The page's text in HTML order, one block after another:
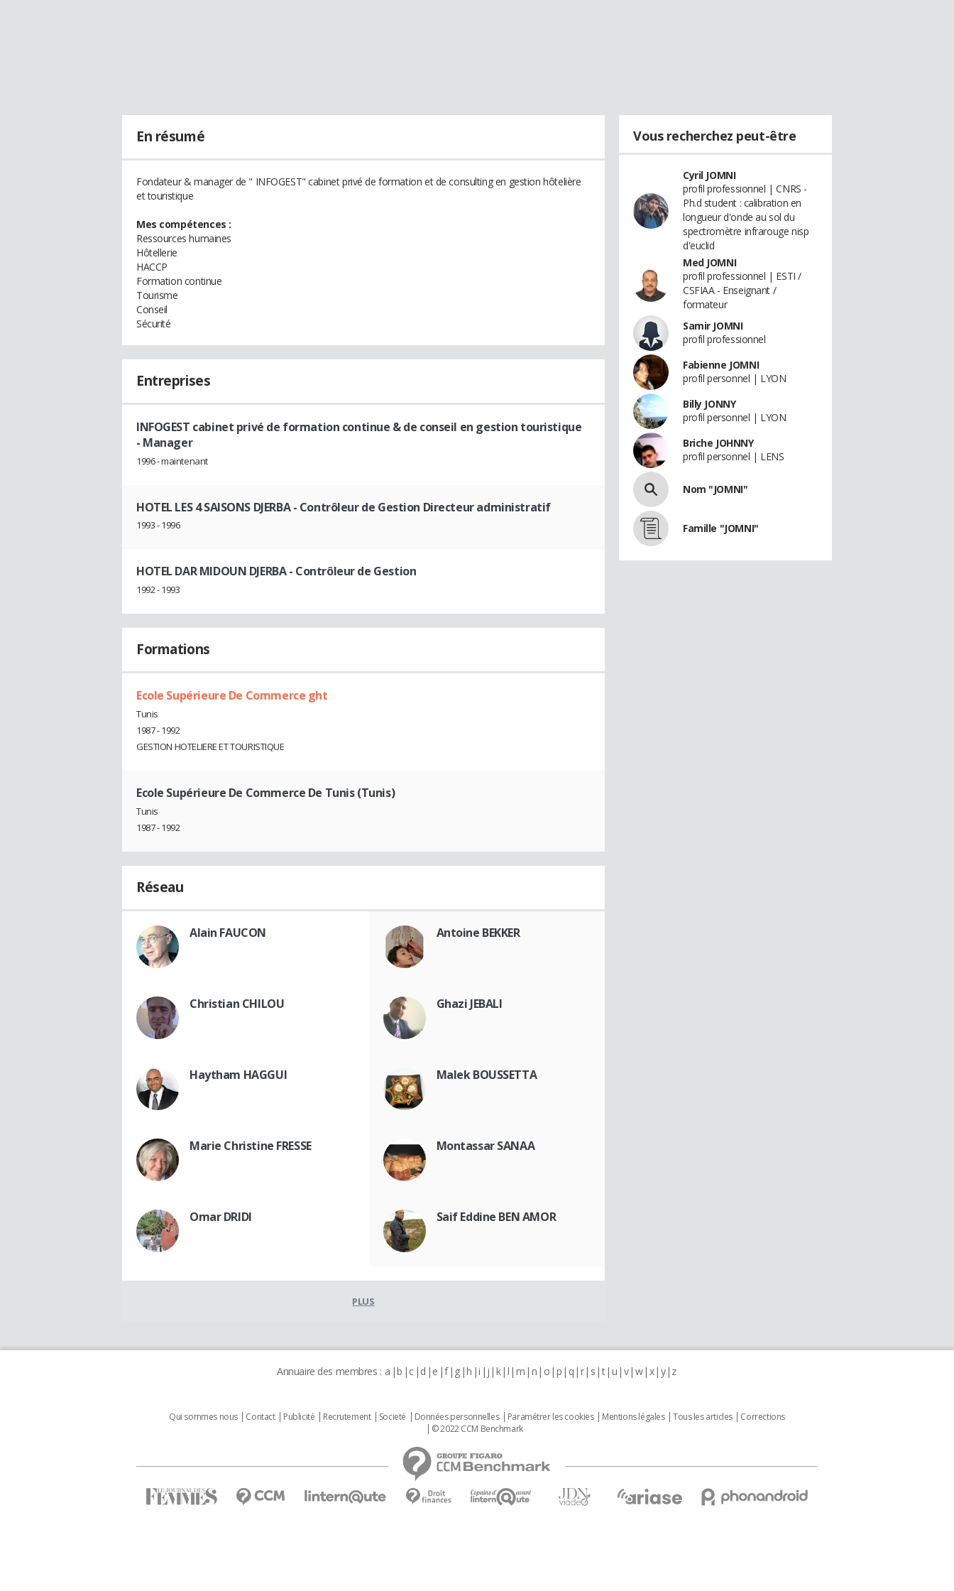
En résumé
Fondateur & manager de " INFOGEST" cabinet privé de formation et de consulting en gestion hôtelière
et touristique
Mes compétences :
Ressources humaines
Hôtellerie
HACCP
Formation continue
Tourisme
Conseil
Sécurité
Entreprises
INFOGEST cabinet privé de formation continue & de conseil en gestion touristique
- Manager
1996 - maintenant
HOTEL LES 4 SAISONS DJERBA- Contrôleur de Gestion Directeur administratif
1993 - 1996
HOTEL DAR MIDOUN DJERBA- Contrôleur de Gestion
1992 - 1993
Formations
Ecole Supérieure De Commerce ght
Tunis
1987 - 1992
GESTION HOTELIERE ET TOURISTIQUE
Ecole Supérieure De Commerce De Tunis (Tunis)
Tunis
1987 - 1992
Réseau
Alain FAUCON Antoine BEKKER
Christian CHILOU Ghazi JEBALI
Haytham HAGGUI Malek BOUSSETTA
Marie Christine FRESSE Montassar SANAA
Omar DRIDI Saif Eddine BEN AMOR
PLUS
Vous recherchez peut-être
Cyril JOMNI
profil professionnel | CNRS -
Ph.d student : calibration en
longueur d'onde au sol du
spectromètre infrarouge nisp
d'euclid
Med JOMNI
profil professionnel | ESTI /
CSFIAA - Enseignant /
formateur
Samir JOMNI
profil professionnel
Fabienne JOMNI
profil personnel | LYON
Billy JONNY
profil personnel | LYON
Briche JOHNNY
profil personnel | LENS
Nom "JOMNI"
Famille "JOMNI"
Annuaire des membres : a b c d e f g h i j k l m n o p q r s t u v w x y z
Qui sommes nous Contact Publicité Recrutement Societé Données personnelles Paramétrer les cookies Mentions légales Tous les articles
Corrections
© 2022 CCM Benchmark